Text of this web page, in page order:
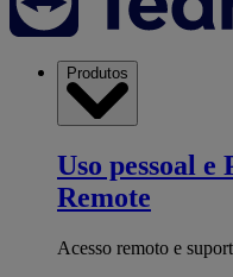
Produtos
Uso pessoal e
Remote
Acesso remoto e